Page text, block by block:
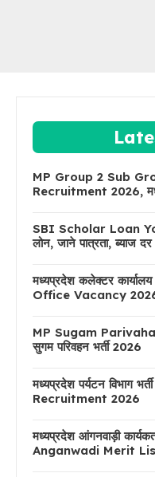
MP Group 2 Sub
Recruitment 2026,
SBI Scholar Loan
लोन, जाने पात्रता, ब्याज
मध्यप्रदेश कलेक्टर
Office Vacancy
MP Sugam
सुगम परिवहन भर्ती 2026
मध्यप्रदेश पर्यटन विभाग
Recruitment 2026
मध्यप्रदेश आंगनवाड़ी
Anganwadi Merit